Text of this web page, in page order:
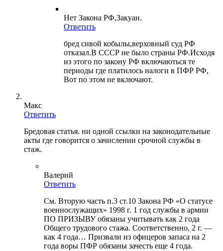
Нет Закона РФ,Закуан.
Ответить
бред сивой кобылы,верховный суд РФ
отказал.В СССР не было страны РФ.Исходя
из этого по закону РФ включаються те
периоды где платилось налоги в ПФР РФ,
Вот по этом не включают.
Макс
Ответить
Бредовая статья. ни одной ссылки на законодательные
акты где говорится о зачислении срочной службы в
стаж.
Валерий
Ответить
См. Вторую часть п.3 ст.10 Закона РФ «О статусе
военнослужащих» 1998 г. 1 год службы в армии
ПО ПРИЗЫВУ обязаны учитывать как 2 года
Общего трудового стажа. Соответственно, 2 г. —
как 4 года… Призвали из офицеров запаса на 2
года воры ПФР обязаны зачесть еще 4 года.